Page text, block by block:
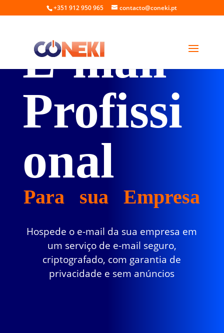
+351 912 950 965 contacto@coneki.pt
E-mail
Profissi
onal
Para sua Empresa
Hospede o e-mail da sua empresa em
um serviço de e-mail seguro,
criptografado, com garantia de
privacidade e sem anúncios